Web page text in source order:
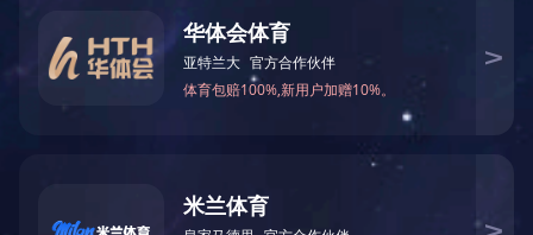
招标代理
政府采购
精品项目